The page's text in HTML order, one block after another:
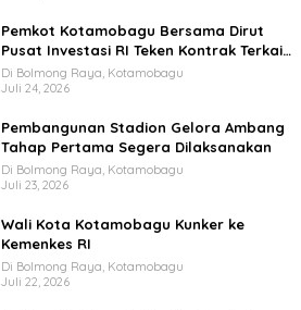
Pemkot Kotamobagu Bersama Dirut
Pusat Investasi RI Teken Kontrak Terkait
UMKM
Di Bolmong Raya, Kotamobagu
Juli 24, 2026
Pembangunan Stadion Gelora Ambang
Tahap Pertama Segera Dilaksanakan
Di Bolmong Raya, Kotamobagu
Juli 23, 2026
Wali Kota Kotamobagu Kunker ke
Kemenkes RI
Di Bolmong Raya, Kotamobagu
Juli 22, 2026